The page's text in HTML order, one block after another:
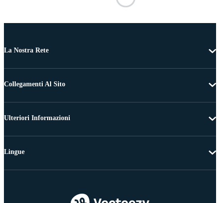
La Nostra Rete
Collegamenti Al Sito
Ulteriori Informazioni
Lingue